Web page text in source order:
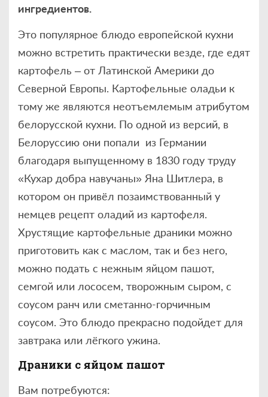
ингредиентов.
Это популярное блюдо европейской кухни
можно встретить практически везде, где едят
картофель – от Латинской Америки до
Северной Европы. Картофельные оладьи к
тому же являются неотъемлемым атрибутом
белорусской кухни. По одной из версий, в
Белоруссию они попали из Германии
благодаря выпущенному в 1830 году труду
«Кухар добра навучаны» Яна Шитлера, в
котором он привёл позаимствованный у
немцев рецепт оладий из картофеля.
Хрустящие картофельные драники можно
приготовить как с маслом, так и без него,
можно подать с нежным яйцом пашот,
семгой или лососем, творожным сыром, с
соусом ранч или сметанно-горчичным
соусом. Это блюдо прекрасно подойдет для
завтрака или лёгкого ужина.
Драники с яйцом пашот
Вам потребуются: